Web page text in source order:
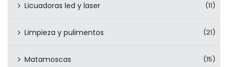
Licuadoras led y laser (11)
Limpieza y pulimentos (21)
Matamoscas (15)